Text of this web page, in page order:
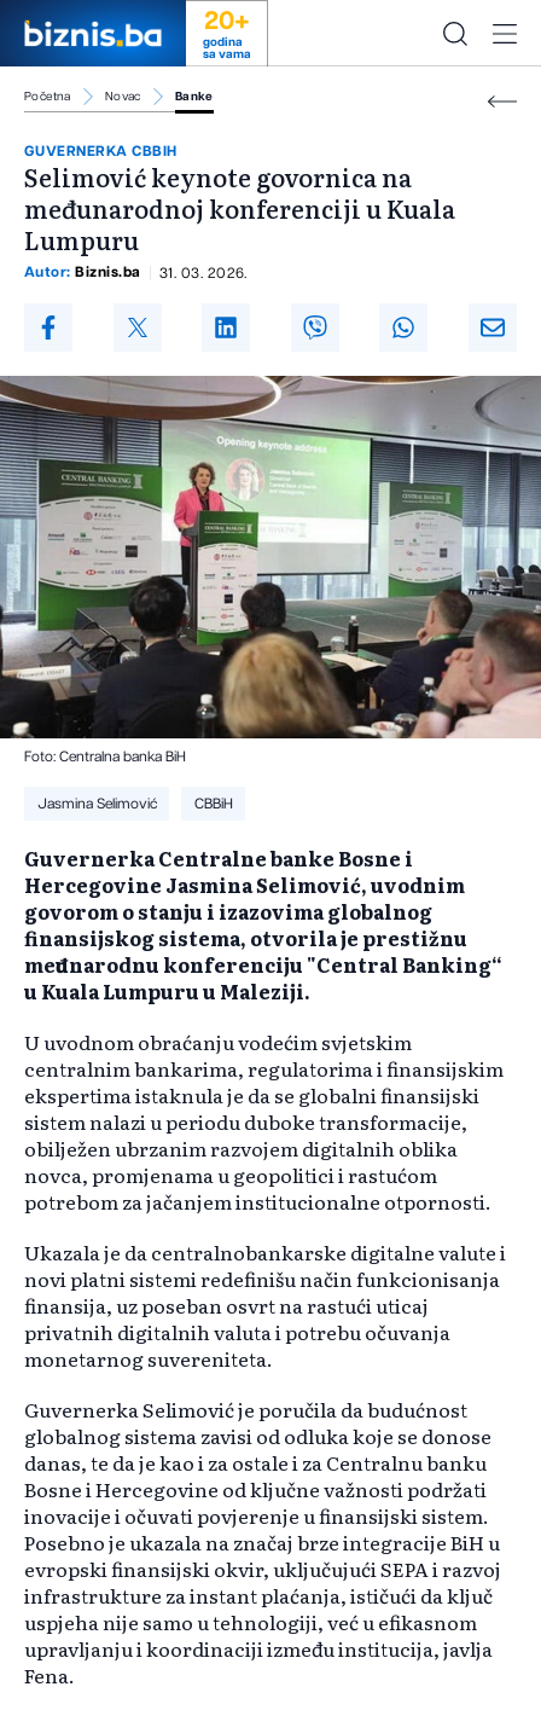
20+
godina
sa vama
Početna Novac Banke
GUVERNERKA CBBIH
Selimović keynote govornica na
međunarodnoj konferenciji u Kuala
Lumpuru
Autor: Biznis.ba 31. 03. 2026.
Foto: Centralna banka BiH
Jasmina Selimović CBBiH
Guvernerka Centralne banke Bosne i
Hercegovine Jasmina Selimović, uvodnim
govorom o stanju i izazovima globalnog
finansijskog sistema, otvorila je prestižnu
međunarodnu konferenciju "Central Banking“
u Kuala Lumpuru u Maleziji.
U uvodnom obraćanju vodećim svjetskim
centralnim bankarima, regulatorima i finansijskim
ekspertima istaknula je da se globalni finansijski
sistem nalazi u periodu duboke transformacije,
obilježen ubrzanim razvojem digitalnih oblika
novca, promjenama u geopolitici i rastućom
potrebom za jačanjem institucionalne otpornosti.
Ukazala je da centralnobankarske digitalne valute i
novi platni sistemi redefinišu način funkcionisanja
finansija, uz poseban osvrt na rastući uticaj
privatnih digitalnih valuta i potrebu očuvanja
monetarnog suvereniteta.
Guvernerka Selimović je poručila da budućnost
globalnog sistema zavisi od odluka koje se donose
danas, te da je kao i za ostale i za Centralnu banku
Bosne i Hercegovine od ključne važnosti podržati
inovacije i očuvati povjerenje u finansijski sistem.
Posebno je ukazala na značaj brze integracije BiH u
evropski finansijski okvir, uključujući SEPA i razvoj
infrastrukture za instant plaćanja, ističući da ključ
uspjeha nije samo u tehnologiji, već u efikasnom
upravljanju i koordinaciji između institucija, javlja
Fena.